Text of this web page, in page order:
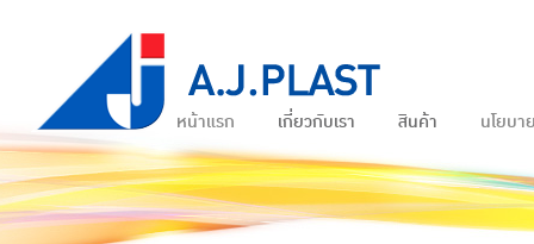
หน้าแรก เกี่ยวกับเรา สินค้า นโยบา